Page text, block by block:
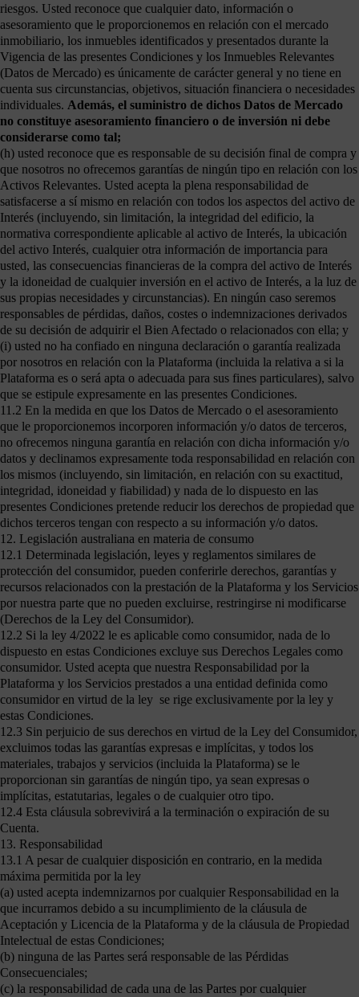
riesgos. Usted reconoce que cualquier dato, información o
asesoramiento que le proporcionemos en relación con el mercado
inmobiliario, los inmuebles identificados y presentados durante la
Vigencia de las presentes Condiciones y los Inmuebles Relevantes
(Datos de Mercado) es únicamente de carácter general y no tiene en
cuenta sus circunstancias, objetivos, situación financiera o necesidades
individuales. Además, el suministro de dichos Datos de Mercado
no constituye asesoramiento financiero o de inversión ni debe
considerarse como tal;
(h) usted reconoce que es responsable de su decisión final de compra y
que nosotros no ofrecemos garantías de ningún tipo en relación con los
Activos Relevantes. Usted acepta la plena responsabilidad de
satisfacerse a sí mismo en relación con todos los aspectos del activo de
Interés (incluyendo, sin limitación, la integridad del edificio, la
normativa correspondiente aplicable al activo de Interés, la ubicación
del activo Interés, cualquier otra información de importancia para
usted, las consecuencias financieras de la compra del activo de Interés
y la idoneidad de cualquier inversión en el activo de Interés, a la luz de
sus propias necesidades y circunstancias). En ningún caso seremos
responsables de pérdidas, daños, costes o indemnizaciones derivados
de su decisión de adquirir el Bien Afectado o relacionados con ella; y
(i) usted no ha confiado en ninguna declaración o garantía realizada
por nosotros en relación con la Plataforma (incluida la relativa a si la
Plataforma es o será apta o adecuada para sus fines particulares), salvo
que se estipule expresamente en las presentes Condiciones.
11.2 En la medida en que los Datos de Mercado o el asesoramiento
que le proporcionemos incorporen información y/o datos de terceros,
no ofrecemos ninguna garantía en relación con dicha información y/o
datos y declinamos expresamente toda responsabilidad en relación con
los mismos (incluyendo, sin limitación, en relación con su exactitud,
integridad, idoneidad y fiabilidad) y nada de lo dispuesto en las
presentes Condiciones pretende reducir los derechos de propiedad que
dichos terceros tengan con respecto a su información y/o datos.
12. Legislación australiana en materia de consumo
12.1 Determinada legislación, leyes y reglamentos similares de
protección del consumidor, pueden conferirle derechos, garantías y
recursos relacionados con la prestación de la Plataforma y los Servicios
por nuestra parte que no pueden excluirse, restringirse ni modificarse
(Derechos de la Ley del Consumidor).
12.2 Si la ley 4/2022 le es aplicable como consumidor, nada de lo
dispuesto en estas Condiciones excluye sus Derechos Legales como
consumidor. Usted acepta que nuestra Responsabilidad por la
Plataforma y los Servicios prestados a una entidad definida como
consumidor en virtud de la ley se rige exclusivamente por la ley y
estas Condiciones.
12.3 Sin perjuicio de sus derechos en virtud de la Ley del Consumidor,
excluimos todas las garantías expresas e implícitas, y todos los
materiales, trabajos y servicios (incluida la Plataforma) se le
proporcionan sin garantías de ningún tipo, ya sean expresas o
implícitas, estatutarias, legales o de cualquier otro tipo.
12.4 Esta cláusula sobrevivirá a la terminación o expiración de su
Cuenta.
13. Responsabilidad
13.1 A pesar de cualquier disposición en contrario, en la medida
máxima permitida por la ley
(a) usted acepta indemnizarnos por cualquier Responsabilidad en la
que incurramos debido a su incumplimiento de la cláusula de
Aceptación y Licencia de la Plataforma y de la cláusula de Propiedad
Intelectual de estas Condiciones;
(b) ninguna de las Partes será responsable de las Pérdidas
Consecuenciales;
(c) la responsabilidad de cada una de las Partes por cualquier